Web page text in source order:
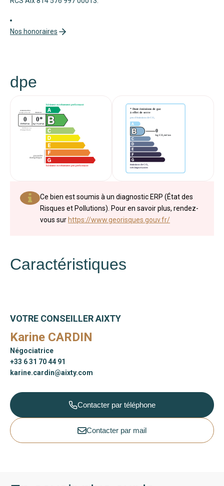
Nos honoraires
dpe
Ce bien est soumis à un diagnostic ERP (État des
Risques et Pollutions). Pour en savoir plus, rendez-
vous sur https://www.georisques.gouv.fr/
Caractéristiques
VOTRE CONSEILLER AIXTY
Karine CARDIN
Négociatrice
+33 6 31 70 44 91
karine.cardin@aixty.com
Contacter par téléphone
Contacter par mail